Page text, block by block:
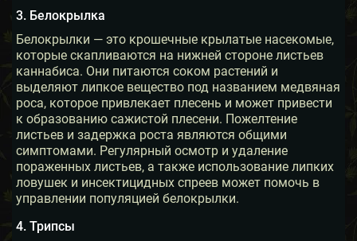
3. Белокрылка
Белокрылки — это крошечные крылатые насекомые,
которые скапливаются на нижней стороне листьев
каннабиса. Они питаются соком растений и
выделяют липкое вещество под названием медвяная
роса, которое привлекает плесень и может привести
к образованию сажистой плесени. Пожелтение
листьев и задержка роста являются общими
симптомами. Регулярный осмотр и удаление
пораженных листьев, а также использование липких
ловушек и инсектицидных спреев может помочь в
управлении популяцией белокрылки.
4. Трипсы